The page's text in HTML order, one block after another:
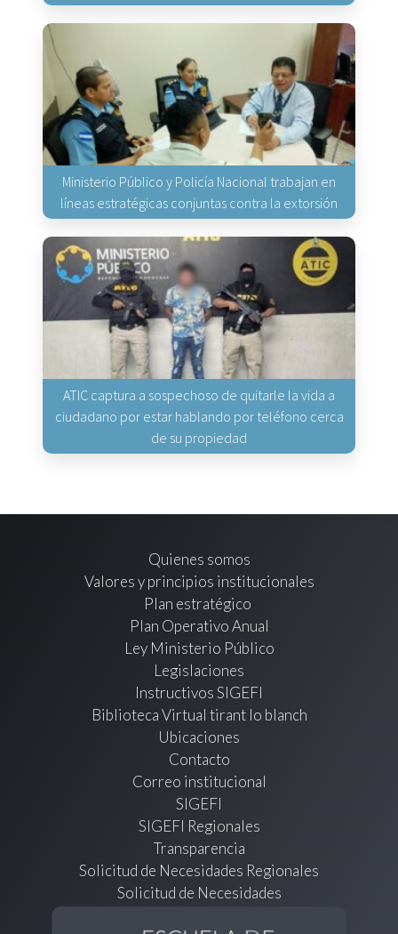
Ministerio Público y Policía Nacional trabajan en
líneas estratégicas conjuntas contra la extorsión
ATIC captura a sospechoso de quitarle la vida a
ciudadano por estar hablando por teléfono cerca
de su propiedad
Quienes somos
Valores y principios institucionales
Plan estratégico
Plan Operativo Anual
Ley Ministerio Público
Legislaciones
Instructivos SIGEFI
Biblioteca Virtual tirant lo blanch
Ubicaciones
Contacto
Correo institucional
SIGEFI
SIGEFI Regionales
Transparencia
Solicitud de Necesidades Regionales
Solicitud de Necesidades